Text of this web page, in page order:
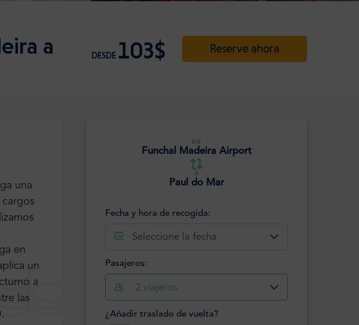
a DESDE 103$ Reserve ahora
EN
Funchal Madeira Airport
A
Paul do Mar
Fecha y hora de recogida:
Seleccione la fecha
Hora
:
Minuto
Confirme
Pasajeros:
2 viajeros
¿Añadir traslado de vuelta?
una
cargos
en
un
a
las